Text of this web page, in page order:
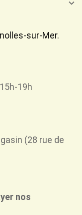
sur-Mer.
19h
(28 rue de
nos